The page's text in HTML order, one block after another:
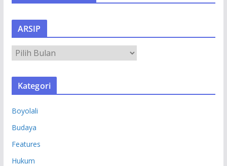
ARSIP
R
S
Kategori
Boyolali
Budaya
Features
Hukum